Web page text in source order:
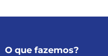
O que fazemos?